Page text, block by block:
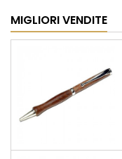
MIGLIORI VENDITE